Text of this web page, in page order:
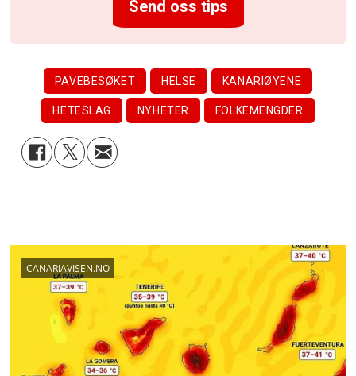
Send oss tips
PAVEBESØKET HELSE KANARIØYENE
HETESLAG NYHETER FOLKEMENGDER